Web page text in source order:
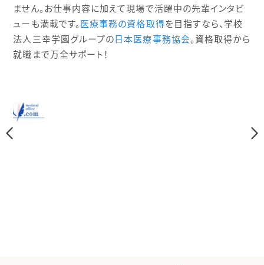
ません。お仕事内容に加えて現場で活躍中の先輩インタビ
ューも満載です。医療事務の資格取得を目指すなら、学校
法人三幸学園グループの日本医療事務協会。資格取得から
就職まで万全サポート！